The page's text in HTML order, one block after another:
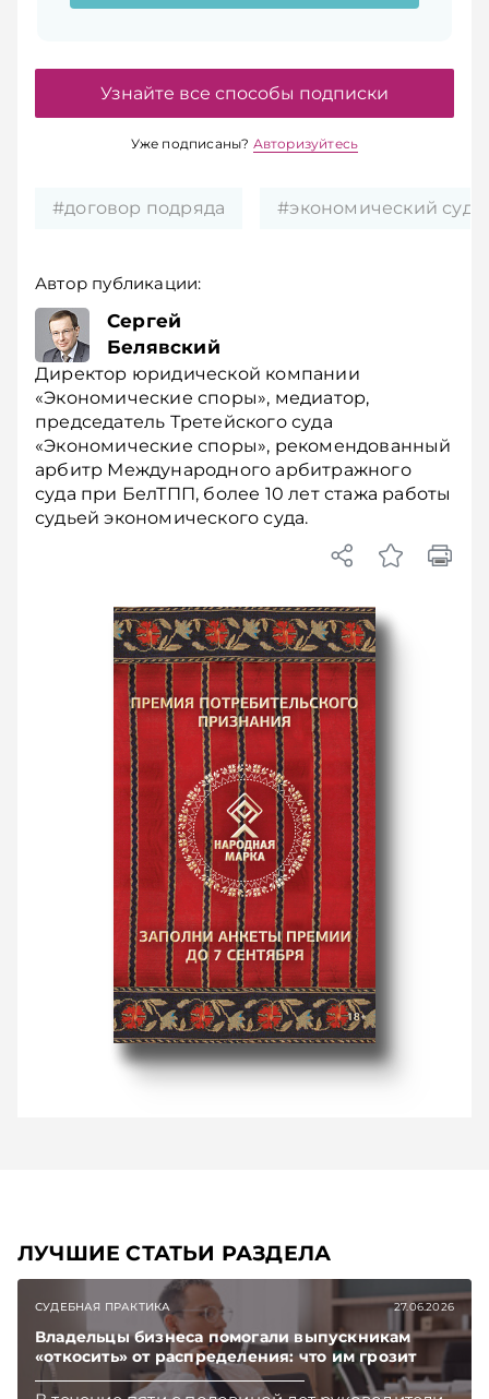
Узнайте все способы подписки
Уже подписаны? Авторизуйтесь
#договор подряда #экономический суд
Автор публикации:
Сергей
Белявский
Директор юридической компании
«Экономические споры», медиатор,
председатель Третейского суда
«Экономические споры», рекомендованный
арбитр Международного арбитражного
суда при БелТПП, более 10 лет стажа работы
судьей экономического суда.
ЛУЧШИЕ СТАТЬИ РАЗДЕЛА
СУДЕБНАЯ ПРАКТИКА 27.06.2026
Владельцы бизнеса помогали выпускникам
«откосить» от распределения: что им грозит